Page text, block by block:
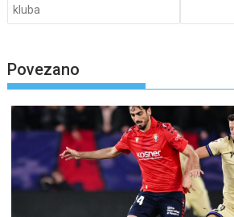
kluba
Povezano